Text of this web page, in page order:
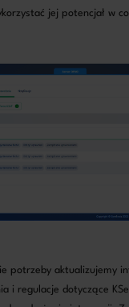
jej potencjał w
potrzeby aktualizujemy
i regulacje dotyczące